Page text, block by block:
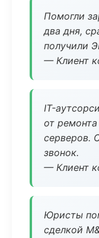
Помогли
два дня,
получили
— Клиент
IT-
от
серверов.
звонок.
— Клиент
Юристы
сделкой